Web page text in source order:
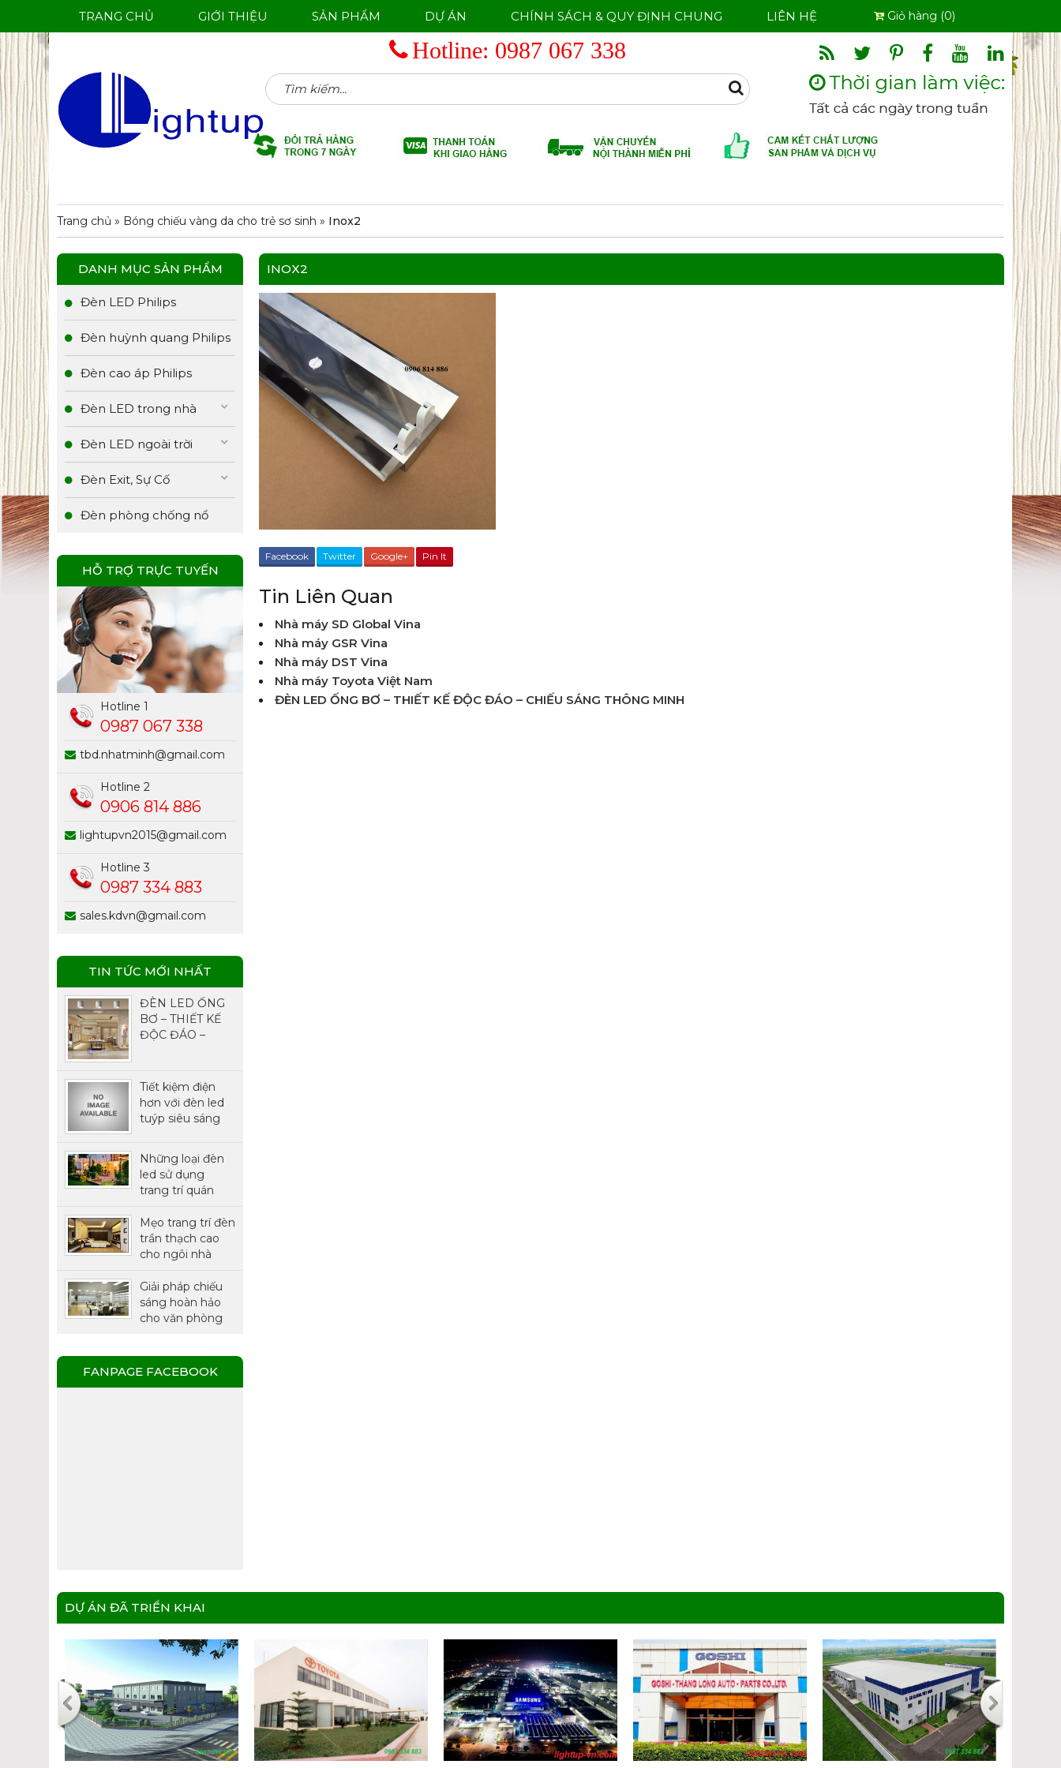
Hotline: 0987 067 338
Tìm
kiếm:
Search
TRANG CHỦ GIỚI THIỆU SẢN PHẨM DỰ ÁN CHÍNH SÁCH & QUY ĐỊNH CHUNG LIÊN HỆ Giỏ hàng (0)
Trang chủ » Bóng chiếu vàng da cho trẻ sơ sinh » Inox2
INOX2
Facebook Twitter Google+ Pin It
Tin Liên Quan
Nhà máy SD Global Vina
Nhà máy GSR Vina
Nhà máy DST Vina
Nhà máy Toyota Việt Nam
ĐÈN LED ỐNG BƠ – THIẾT KẾ ĐỘC ĐÁO – CHIẾU SÁNG THÔNG MINH
DANH MỤC SẢN PHẨM
Đèn LED Philips
Đèn huỳnh quang Philips
Đèn cao áp Philips
Đèn LED trong nhà
Đèn LED ngoài trời
Đèn Exit, Sự Cố
Đèn phòng chống nổ
HỖ TRỢ TRỰC TUYẾN
Hotline 1
0987 067 338
tbd.nhatminh@gmail.com
Hotline 2
0906 814 886
lightupvn2015@gmail.com
Hotline 3
0987 334 883
sales.kdvn@gmail.com
TIN TỨC MỚI NHẤT
ĐÈN LED ỐNG
BƠ – THIẾT KẾ
ĐỘC ĐÁO –
Tiết kiệm điện
hơn với đèn led
tuýp siêu sáng
Những loại đèn
led sử dụng
trang trí quán
chuộng nhất
Mẹo trang trí đèn
trần thạch cao
cho ngôi nhà
Giải pháp chiếu
sáng hoàn hảo
cho văn phòng
FANPAGE FACEBOOK
DỰ ÁN ĐÃ TRIỂN KHAI